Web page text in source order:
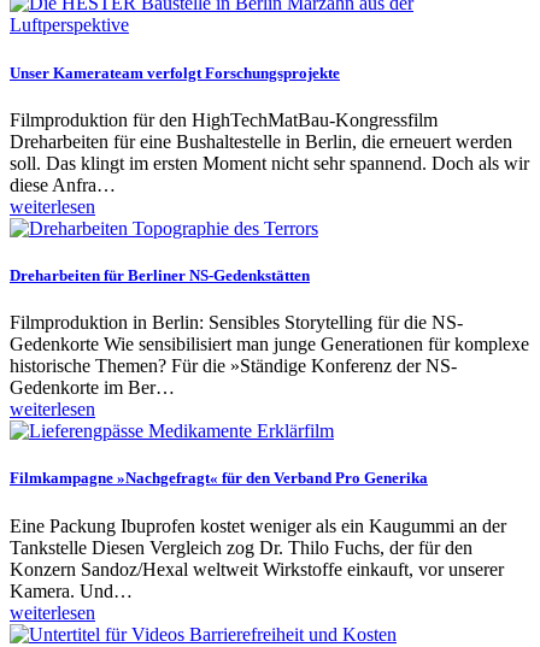
Unser Kamerateam verfolgt Forschungsprojekte
Filmproduktion für den HighTechMatBau-Kongressfilm
Dreharbeiten für eine Bushaltestelle in Berlin, die erneuert werden
soll. Das klingt im ersten Moment nicht sehr spannend. Doch als wir
diese Anfra…
weiterlesen
Dreharbeiten für Berliner NS-Gedenkstätten
Filmproduktion in Berlin: Sensibles Storytelling für die NS-
Gedenkorte Wie sensibilisiert man junge Generationen für komplexe
historische Themen? Für die »Ständige Konferenz der NS-
Gedenkorte im Ber…
weiterlesen
Filmkampagne »Nachgefragt« für den Verband Pro Generika
Eine Packung Ibuprofen kostet weniger als ein Kaugummi an der
Tankstelle Diesen Vergleich zog Dr. Thilo Fuchs, der für den
Konzern Sandoz/Hexal weltweit Wirkstoffe einkauft, vor unserer
Kamera. Und…
weiterlesen